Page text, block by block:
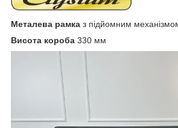
Металева рамка з підйомним
Висота короба 330 мм